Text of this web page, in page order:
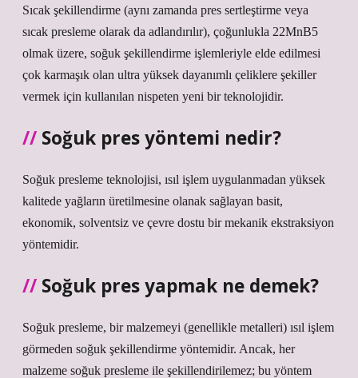
Sıcak şekillendirme (aynı zamanda pres sertleştirme veya
sıcak presleme olarak da adlandırılır), çoğunlukla 22MnB5
olmak üzere, soğuk şekillendirme işlemleriyle elde edilmesi
çok karmaşık olan ultra yüksek dayanımlı çeliklere şekiller
vermek için kullanılan nispeten yeni bir teknolojidir.
Soğuk pres yöntemi nedir?
Soğuk presleme teknolojisi, ısıl işlem uygulanmadan yüksek
kalitede yağların üretilmesine olanak sağlayan basit,
ekonomik, solventsiz ve çevre dostu bir mekanik ekstraksiyon
yöntemidir.
Soğuk pres yapmak ne demek?
Soğuk presleme, bir malzemeyi (genellikle metalleri) ısıl işlem
görmeden soğuk şekillendirme yöntemidir. Ancak, her
malzeme soğuk presleme ile şekillendirilemez; bu yöntem